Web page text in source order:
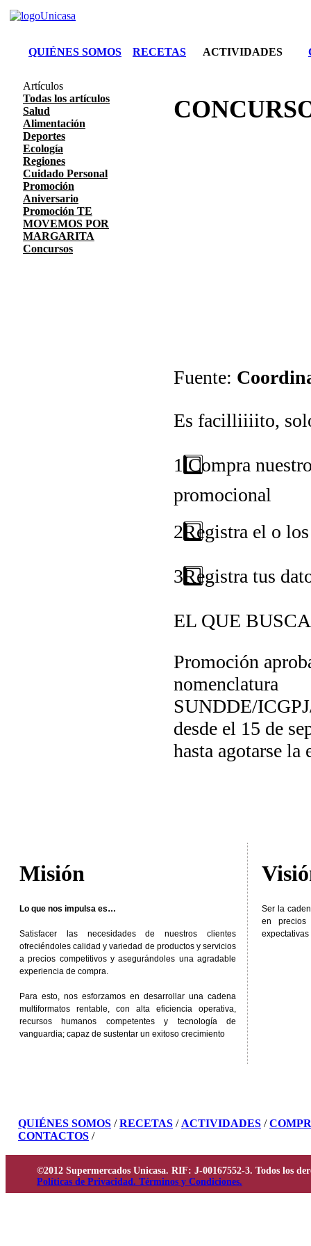
QUIÉNES SOMOS RECETAS ACTIVIDADES
Artículos
Todas los artículos
Salud
Alimentación
Deportes
Ecología
Regiones
Cuidado Personal
Promoción
Aniversario
Promoción TE
MOVEMOS POR
MARGARITA
Concursos
Fuente:
Es facilliiiito,
1️Compra
promocional
2️Registra el o
3️Registra tus
EL QUE
Promoción
nomenclatura
SUNDDE/
desde el 15 de
hasta agotarse
Misión
Lo que nos impulsa es…
Satisfacer las necesidades de nuestros clientes
ofreciéndoles calidad y variedad de productos y servicios
a precios competitivos y asegurándoles una agradable
experiencia de compra.
Para esto, nos esforzamos en desarrollar una cadena
multiformatos rentable, con alta eficiencia operativa,
recursos humanos competentes y tecnología de
vanguardia; capaz de sustentar un exitoso crecimiento
Ser la
en
QUIÉNES SOMOS /RECETAS / ACTIVIDADES /
CONTACTOS /
©2012 Supermercados Unicasa. RIF: J-00167552-3. Todos los
Políticas de Privacidad. Términos y Condiciones.